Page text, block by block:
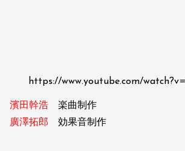
https://www.youtube.com/
濱田幹浩 楽曲制作
廣澤拓郎 効果音制作